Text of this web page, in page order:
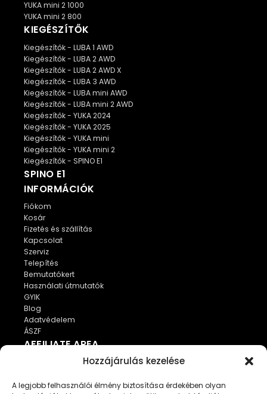
Hozzájárulás kezelése
A legjobb felhasználói élmény biztosítása érdekében olyan
YUKA mini 2 1000
YUKA mini 2 800
KIEGÉSZÍTŐK
Kiegészítők - LUBA 1 AWD
Kiegészítők - LUBA 2 AWD
Kiegészítők - LUBA 2 AWD X
Kiegészítők - LUBA 3 AWD
Kiegészítők - LUBA mini AWD
Kiegészítők - LUBA mini 2 AWD
Kiegészítők - YUKA 2024
Kiegészítők - YUKA 2025
Kiegészítők - YUKA mini
Kiegészítők - YUKA mini 2
Kiegészítők - SPINO E1
SPINO E1
INFORMÁCIÓK
Fiókom
Kosár
Fizetés és szállítás
Kapcsolat
Szerviz
Telepítés
Bemutatókert
Használati útmutatók
GYIK
Blog
Adatvédelem
ÁSZF
AFFILIATE AREA
Affiliate Regisztráció